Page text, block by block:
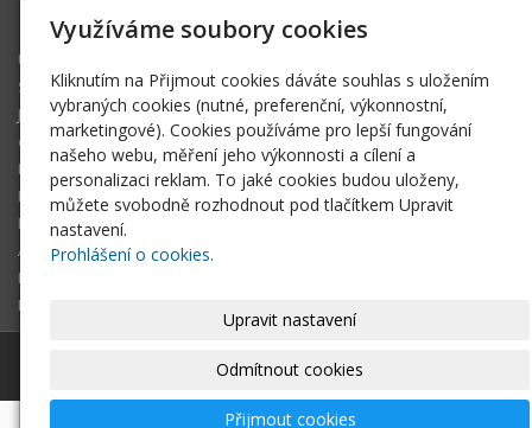
egovernment@egovernment.cz
Úvodní stránka
STUDIO
JIHLAVA
eOSOBNOST
ROK INFORMATIKY
MIKULOV
EGOVERNMENT THE BEST
ARCHIV MAGAZÍNU
DOTAZ
REGISTRACE ČTENÁŘE
Magazín Egovernment|Mapa webu
Využíváme soubory cookies
Kliknutím na Přijmout cookies dáváte souhlas s uložením
vybraných cookies (nutné, preferenční, výkonnostní,
marketingové). Cookies používáme pro lepší fungování
našeho webu, měření jeho výkonnosti a cílení a
personalizaci reklam. To jaké cookies budou uloženy,
můžete svobodně rozhodnout pod tlačítkem Upravit
nastavení.
Prohlášení o cookies.
Upravit nastavení
Odmítnout cookies
Přijmout cookies